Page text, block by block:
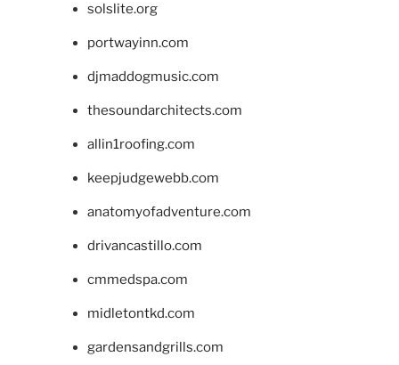
solslite.org
portwayinn.com
djmaddogmusic.com
thesoundarchitects.com
allin1roofing.com
keepjudgewebb.com
anatomyofadventure.com
drivancastillo.com
cmmedspa.com
midletontkd.com
gardensandgrills.com